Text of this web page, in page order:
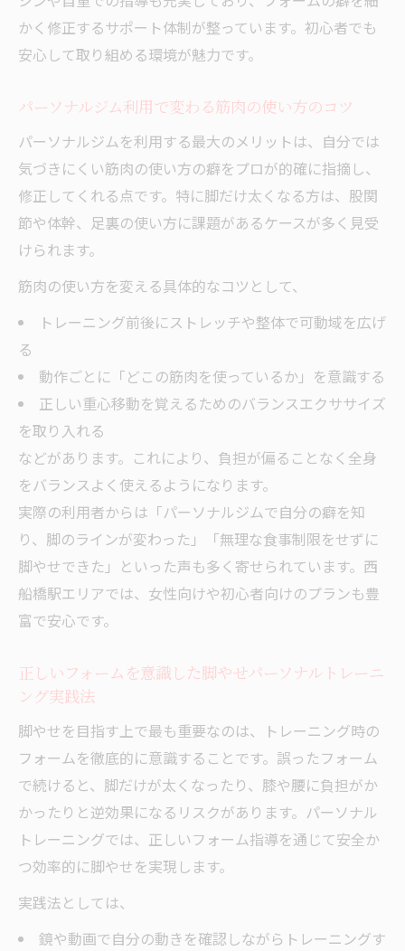
パーソナルトレーニングで変わるボディラ
インの魅力
紹介
かく修正するサポート体制が整っています。初心者でも
安心して取り組める環境が魅力です。
パーソナルジム利用で変わる筋肉の使い方のコツ
パーソナルジムを利用する最大のメリットは、自分では
気づきにくい筋肉の使い方の癖をプロが的確に指摘し、
修正してくれる点です。特に脚だけ太くなる方は、股関
節や体幹、足裏の使い方に課題があるケースが多く見受
けられます。
筋肉の使い方を変える具体的なコツとして、
トレーニング前後にストレッチや整体で可動域を広げ
る
動作ごとに「どこの筋肉を使っているか」を意識する
正しい重心移動を覚えるためのバランスエクササイズ
を取り入れる
などがあります。これにより、負担が偏ることなく全身
をバランスよく使えるようになります。
実際の利用者からは「パーソナルジムで自分の癖を知
り、脚のラインが変わった」「無理な食事制限をせずに
脚やせできた」といった声も多く寄せられています。西
船橋駅エリアでは、女性向けや初心者向けのプランも豊
富で安心です。
正しいフォームを意識した脚やせパーソナルトレーニ
ング実践法
脚やせを目指す上で最も重要なのは、トレーニング時の
フォームを徹底的に意識することです。誤ったフォーム
で続けると、脚だけが太くなったり、膝や腰に負担がか
かったりと逆効果になるリスクがあります。パーソナル
トレーニングでは、正しいフォーム指導を通じて安全か
つ効率的に脚やせを実現します。
実践法としては、
鏡や動画で自分の動きを確認しながらトレーニングす